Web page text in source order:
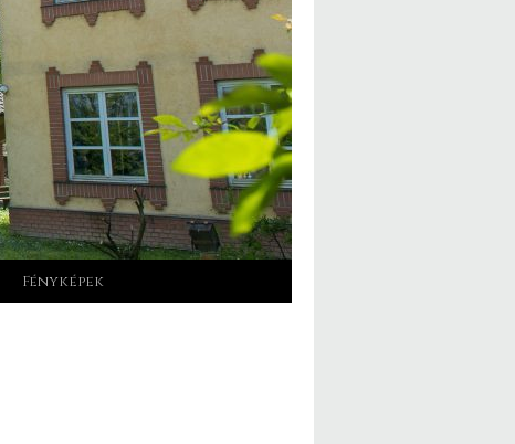
Fényképek